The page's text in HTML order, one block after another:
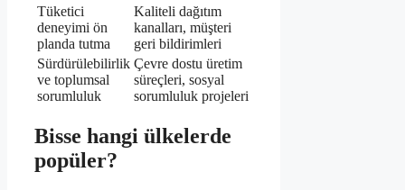
Tüketici
deneyimi ön
planda tutma
Kaliteli dağıtım
kanalları, müşteri
geri bildirimleri
Sürdürülebilirlik
ve toplumsal
sorumluluk
Çevre dostu üretim
süreçleri, sosyal
sorumluluk projeleri
Bisse hangi ülkelerde
popüler?